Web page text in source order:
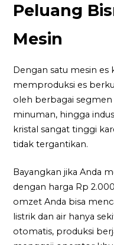
Peluang
Mesin
Dengan satu mesin es
memproduksi es
oleh berbagai
minuman, hingga
kristal sangat tinggi
tidak tergantikan.
Bayangkan jika Anda
dengan harga Rp
omzet Anda bisa
listrik dan air hanya
otomatis, produksi